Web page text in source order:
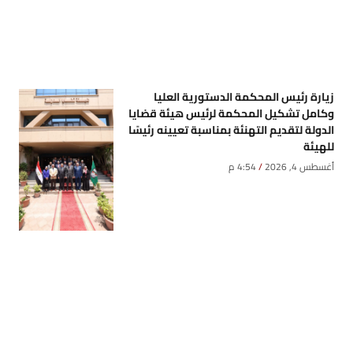
زيارة رئيس المحكمة الدستورية العليا
وكامل تشكيل المحكمة لرئيس هيئة قضايا
الدولة لتقديم التهنئة بمناسبة تعيينه رئيسًا
للهيئة
أغسطس 4, 2026